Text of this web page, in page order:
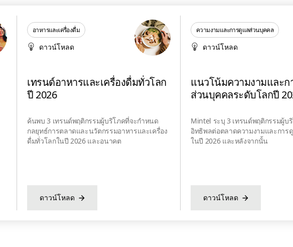
อาหารและเครื่องดื่ม
ดาวน์โหลด
เทรนด์อาหารและเครื่องดื่มทั่วโลก
ปี 2026
ค้นพบ 3 เทรนด์พฤติกรรมผู้บริโภคที่จะกำหนด
กลยุทธ์การตลาดและนวัตกรรมอาหารและเครื่อง
ดื่มทั่วโลกในปี 2026 และอนาคต
ดาวน์โหลด
ความงามและการดูแลส่วนบุคคล
ดาวน์โหลด
แนวโน้มความงามและก
ส่วนบุคคลระดับโลกปี
Mintel ระบุ 3 เทรนด์พฤติกรรมผู้บ
อิทธิพลต่อตลาดความงามและการ
ในปี 2026 และหลังจากนั้น
ดาวน์โหลด